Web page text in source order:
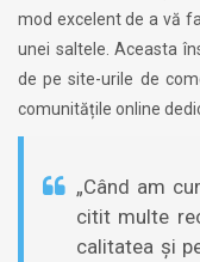
mod excelent de a vă
unei saltele. Aceasta
de pe site-urile de
comunitățile online
„Când am
citit multe
calitatea și